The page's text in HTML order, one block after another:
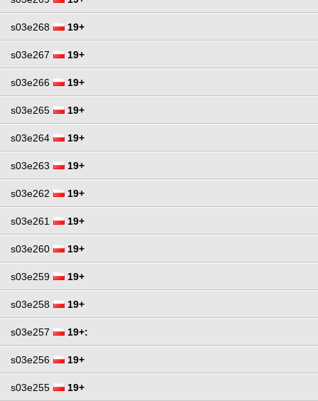
s03e268 19+
s03e267 19+
s03e266 19+
s03e265 19+
s03e264 19+
s03e263 19+
s03e262 19+
s03e261 19+
s03e260 19+
s03e259 19+
s03e258 19+
s03e257 19+:
s03e256 19+
s03e255 19+